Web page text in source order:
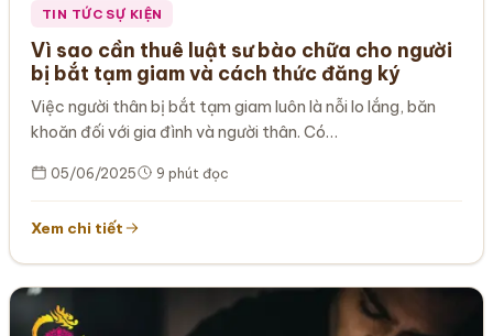
TIN TỨC SỰ KIỆN
Vì sao cần thuê luật sư bào chữa cho người
bị bắt tạm giam và cách thức đăng ký
Việc người thân bị bắt tạm giam luôn là nỗi lo lắng, băn
khoăn đối với gia đình và người thân. Có…
05/06/2025 9 phút đọc
Xem chi tiết